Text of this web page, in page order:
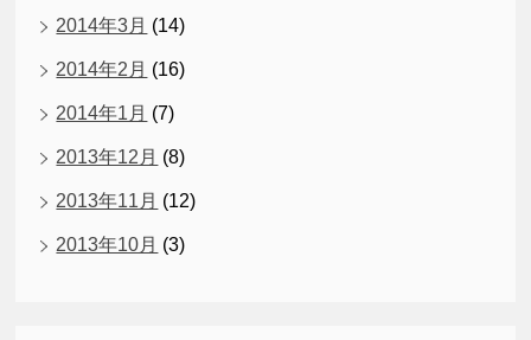
2014年3月 (14)
2014年2月 (16)
2014年1月 (7)
2013年12月 (8)
2013年11月 (12)
2013年10月 (3)